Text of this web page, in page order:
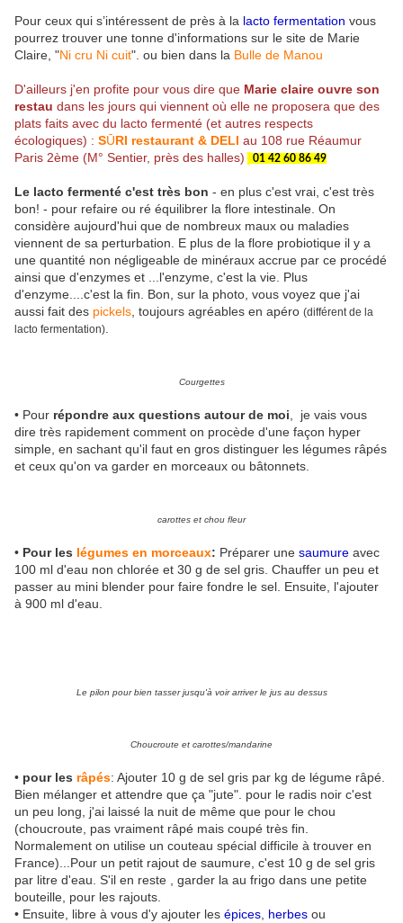
Pour ceux qui s’intéressent de près à la lacto fermentation vous
pourrez trouver une tonne d'informations sur le site de Marie
Claire, "Ni cru Ni cuit". ou bien dans la Bulle de Manou
D'ailleurs j'en profite pour vous dire que Marie claire ouvre son
restau dans les jours qui viennent où elle ne proposera que des
plats faits avec du lacto fermenté (et autres respects
écologiques) : SŪRI restaurant & DELI au 108 rue Réaumur
Paris 2ème (M° Sentier, près des halles)
01 42 60 86 49
Le lacto fermenté c'est très bon - en plus c'est vrai, c'est très
bon! - pour refaire ou ré équilibrer la flore intestinale. On
considère aujourd'hui que de nombreux maux ou maladies
viennent de sa perturbation. E plus de la flore probiotique il y a
une quantité non négligeable de minéraux accrue par ce procédé
ainsi que d'enzymes et ...l'enzyme, c'est la vie. Plus
d'enzyme....c'est la fin. Bon, sur la photo, vous voyez que j'ai
aussi fait des pickels , toujours agréables en apéro (différent de la
lacto fermentation)
Courgettes
• Pour répondre aux questions autour de moi , je vais vous
dire très rapidement comment on procède d'une façon hyper
simple, en sachant qu'il faut en gros distinguer les légumes râpés
et ceux qu'on va garder en morceaux ou bâtonnets.
carottes et chou fleur
• Pour les légumes en morceaux: Préparer une saumure avec
100 ml d'eau non chlorée et 30 g de sel gris. Chauffer un peu et
passer au mini blender pour faire fondre le sel. Ensuite, l'ajouter
à 900 ml d'eau.
Le pilon pour bien tasser jusqu'à voir arriver le jus au dessus
Choucroute et carottes/mandarine
• pour les râpés: Ajouter 10 g de sel gris par kg de légume râpé.
Bien mélanger et attendre que ça "jute". pour le radis noir c'est
un peu long, j'ai laissé la nuit de même que pour le chou
(choucroute, pas vraiment râpé mais coupé très fin.
Normalement on utilise un couteau spécial difficile à trouver en
France)...Pour un petit rajout de saumure, c'est 10 g de sel gris
par litre d'eau. S'il en reste , garder la au frigo dans une petite
bouteille, pour les rajouts.
• Ensuite, libre à vous d'y ajouter les épices herbes ou